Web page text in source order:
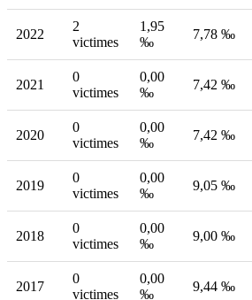
2022
2
victimes
1,95
‰
7,78 ‰
2021
0
victimes
0,00
‰
7,42 ‰
2020
0
victimes
0,00
‰
7,42 ‰
2019
0
victimes
0,00
‰
9,05 ‰
2018
0
victimes
0,00
‰
9,00 ‰
2017
0
victimes
0,00
‰
9,44 ‰